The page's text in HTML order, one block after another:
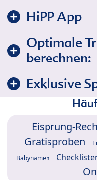
HiPP App
Optimale
berechnen:
Exklusive
Eisprung-
Gratisproben
Babynamen